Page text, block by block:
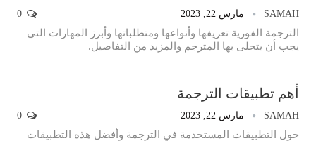
SAMAH مارس 22, 2023
الترجمة الفورية تعريفها وأنواعها ومتطلباتها وأبرز المهارات التي
يجب أن يتحلى بها المترجم والمزيد من التفاصيل.
أهم تطبيقات الترجمة
SAMAH مارس 22, 2023
حول التطبيقات المستخدمة في الترجمة وأفضل هذه التطبيقات